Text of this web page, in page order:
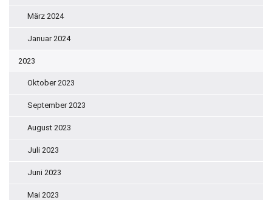
März 2024
Januar 2024
2023
Oktober 2023
September 2023
August 2023
Juli 2023
Juni 2023
Mai 2023